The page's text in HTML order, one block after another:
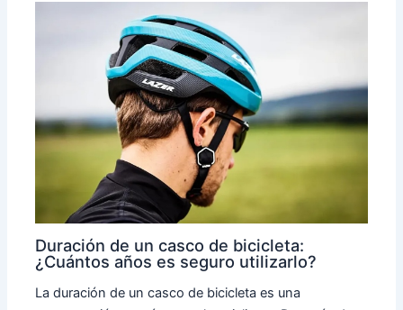
Duración de un casco de bicicleta:
¿Cuántos años es seguro utilizarlo?
La duración de un casco de bicicleta es una